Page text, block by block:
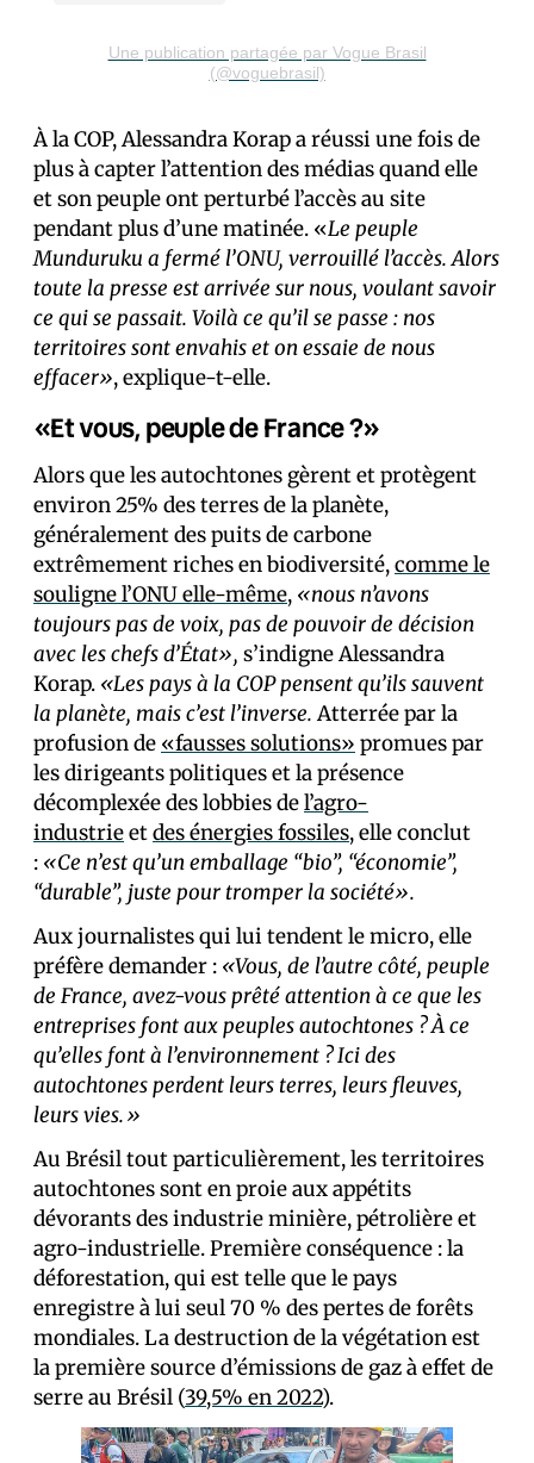
Une publication partagée par Vogue Brasil
(@voguebrasil)
À la COP, Alessandra Korap a réussi une fois de
plus à capter l’attention des médias quand elle
et son peuple ont perturbé l’accès au site
pendant plus d’une matinée. «Le peuple
Munduruku a fermé l’ONU, verrouillé l’accès. Alors
toute la presse est arrivée sur nous, voulant savoir
ce qui se passait. Voilà ce qu’il se passe : nos
territoires sont envahis et on essaie de nous
effacer», explique-t-elle.
«Et vous, peuple de France ?»
Alors que les autochtones gèrent et protègent
environ 25% des terres de la planète,
généralement des puits de carbone
extrêmement riches en biodiversité,comme le
souligne l’ONU elle-même, «nous n’avons
toujours pas de voix, pas de pouvoir de décision
avec les chefs d’État», s’indigne Alessandra
Korap. «Les pays à la COP pensent qu’ils sauvent
la planète, mais c’est l’inverse.Atterrée par la
profusion de «fausses solutions» promues par
les dirigeants politiques et la présence
décomplexée des lobbies del’agro-
industrieetdes énergies fossiles, elle conclut
: «Ce n’est qu’un emballage “bio”, “économie”,
“durable”, juste pour tromper la société».
Aux journalistes qui lui tendent le micro, elle
préfère demander : «Vous, de l’autre côté, peuple
de France, avez-vous prêté attention à ce que les
entreprises font aux peuples autochtones ? À ce
qu’elles font à l’environnement ? Ici des
autochtones perdent leurs terres, leurs fleuves,
leurs vies.»
Au Brésil tout particulièrement, les territoires
autochtones sont en proie aux appétits
dévorants des industrie minière, pétrolière et
agro-industrielle. Première conséquence : la
déforestation, qui est telle que le pays
enregistre à lui seul 70 % des pertes de forêts
mondiales. La destruction de la végétation est
la première source d’émissions de gaz à effet de
serre au Brésil (39,5% en 2022).